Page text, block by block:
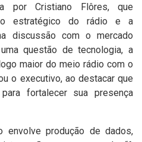
por Cristiano Flôres, que
estratégico do rádio e a
discussão com o mercado
questão de tecnologia, a
maior do meio rádio com o
o executivo, ao destacar que
fortalecer sua presença
envolve produção de dados,